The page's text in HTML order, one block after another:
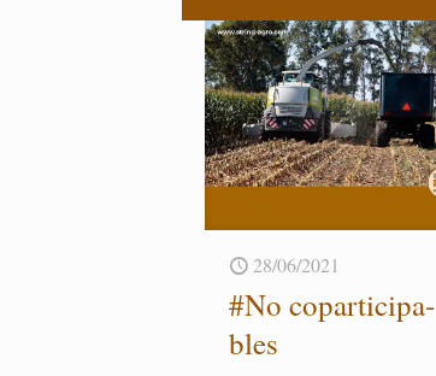
28/06/2021
#No co­par­ti­ci­pa­
bles